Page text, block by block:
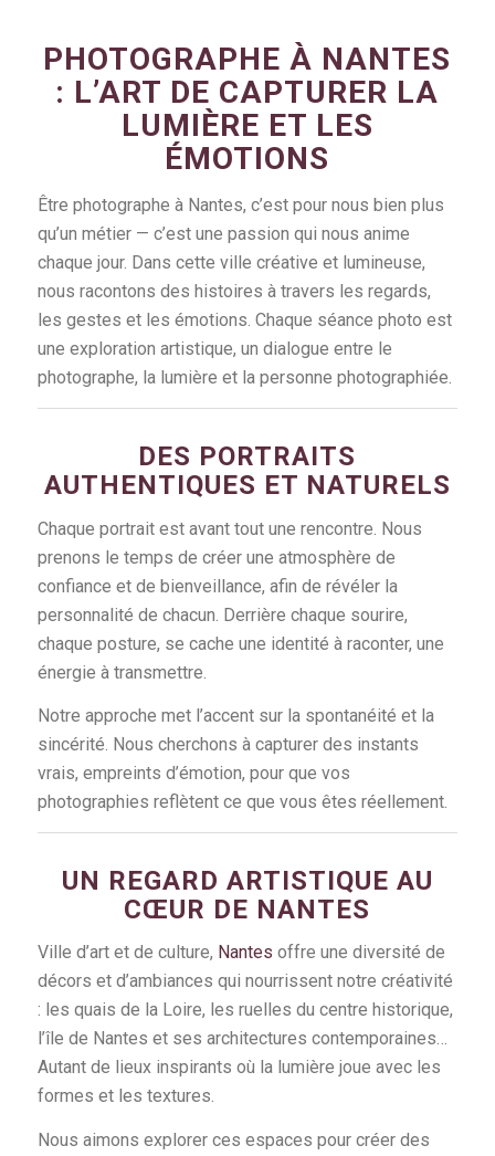
PHOTOGRAPHE À NANTES
: L’ART DE CAPTURER LA
LUMIÈRE ET LES
ÉMOTIONS
Être photographe à Nantes, c’est pour nous bien plus
qu’un métier — c’est une passion qui nous anime
chaque jour. Dans cette ville créative et lumineuse,
nous racontons des histoires à travers les regards,
les gestes et les émotions. Chaque séance photo est
une exploration artistique, un dialogue entre le
photographe, la lumière et la personne photographiée.
DES PORTRAITS
AUTHENTIQUES ET NATURELS
Chaque portrait est avant tout une rencontre. Nous
prenons le temps de créer une atmosphère de
confiance et de bienveillance, afin de révéler la
personnalité de chacun. Derrière chaque sourire,
chaque posture, se cache une identité à raconter, une
énergie à transmettre.
Notre approche met l’accent sur la spontanéité et la
sincérité. Nous cherchons à capturer des instants
vrais, empreints d’émotion, pour que vos
photographies reflètent ce que vous êtes réellement.
UN REGARD ARTISTIQUE AU
CŒUR DE NANTES
Ville d’art et de culture, Nantes offre une diversité de
décors et d’ambiances qui nourrissent notre créativité
: les quais de la Loire, les ruelles du centre historique,
l’île de Nantes et ses architectures contemporaines…
Autant de lieux inspirants où la lumière joue avec les
formes et les textures.
Nous aimons explorer ces espaces pour créer des